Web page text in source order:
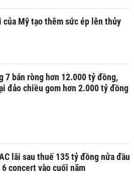
của Mỹ tạo thêm sức ép lên thủy
7 bán ròng hơn 12.000 tỷ đồng,
đảo chiều gom hơn 2.000 tỷ đồng
lãi sau thuế 135 tỷ đồng nửa đầu
6 concert vào cuối năm